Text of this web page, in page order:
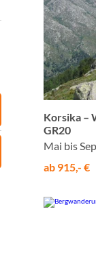
Korsika –
GR20
Mai bis
ab 915,- €